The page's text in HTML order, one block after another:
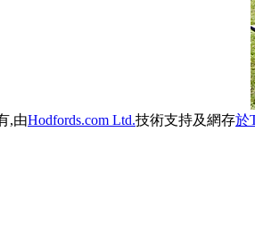
,由Hodfords.com Ltd.技術支持及網存於